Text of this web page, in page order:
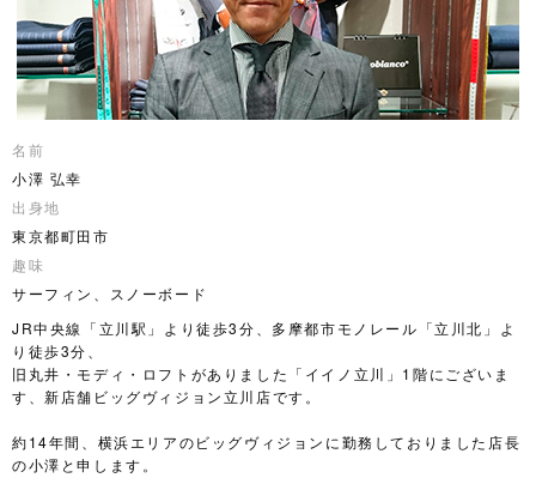
名前
小澤 弘幸
出身地
東京都町田市
趣味
サーフィン、スノーボード
JR中央線「立川駅」より徒歩3分、多摩都市モノレール「立川北」よ
り徒歩3分、
旧丸井・モディ・ロフトがありました「イイノ立川」1階にございま
す、新店舗ビッグヴィジョン立川店です。
約14年間、横浜エリアのビッグヴィジョンに勤務しておりました店長
の小澤と申します。